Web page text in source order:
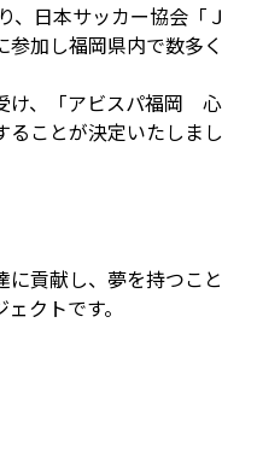
、日本サッカー協会「Ｊ
参加し福岡県内で数多く
け、「アビスパ福岡 心
ることが決定いたしまし
貢献し、夢を持つこと
クトです。